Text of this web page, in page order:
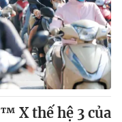
X thế hệ 3 của